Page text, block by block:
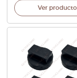
Ver producto